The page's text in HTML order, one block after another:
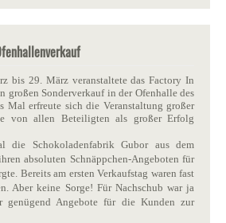
bis 29. März veranstaltete das Factory In
großen Sonderverkauf in der Ofenhalle des
Mal erfreute sich die Veranstaltung großer
von allen Beteiligten als großer Erfolg
die Schokoladenfabrik Gubor aus dem
absoluten Schnäppchen-Angeboten für
Bereits am ersten Verkaufstag waren fast
Aber keine Sorge! Für Nachschub war ja
genügend Angebote für die Kunden zur